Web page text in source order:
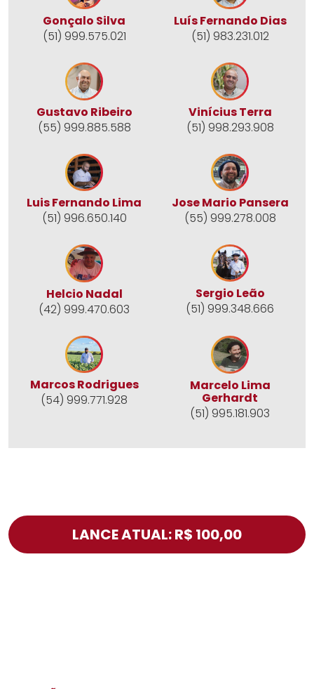
Gonçalo Silva
(51) 999.575.021
Luís Fernando Dias
(51) 983.231.012
Gustavo Ribeiro
(55) 999.885.588
Vinícius Terra
(51) 998.293.908
Luis Fernando Lima
(51) 996.650.140
Jose Mario Pansera
(55) 999.278.008
Helcio Nadal
(42) 999.470.603
Sergio Leão
(51) 999.348.666
Marcos Rodrigues
(54) 999.771.928
Marcelo Lima
Gerhardt
(51) 995.181.903
LANCE ATUAL: R$ 100,00